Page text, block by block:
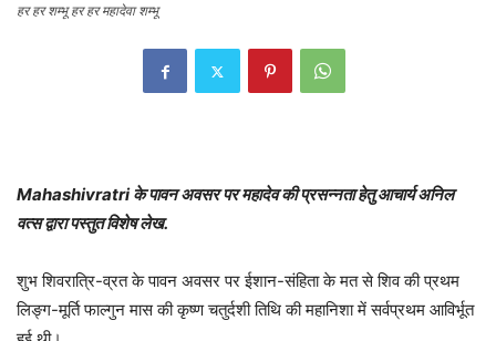
हर हर शम्भू हर हर महादेवा शम्भू
Mahashivratri के पावन अवसर पर महादेव की प्रसन्नता हेतु आचार्य अनिल
वत्स द्वारा पस्तुत विशेष लेख.
शुभ शिवरात्रि-व्रत के पावन अवसर पर ईशान-संहिता के मत से शिव की प्रथम
लिङ्ग-मूर्ति फाल्गुन मास की कृष्ण चतुर्दशी तिथि की महानिशा में सर्वप्रथम आविर्भूत